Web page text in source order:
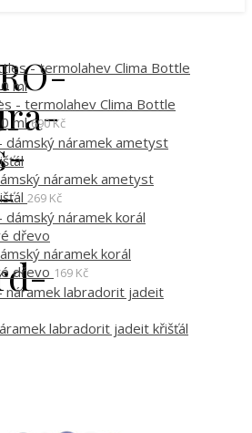
- termolahev Clima Bottle
ml 690Kč
náramek ametyst
269 Kč
náramek korál
dřevo 169 Kč
labradorit jadeit křišťál